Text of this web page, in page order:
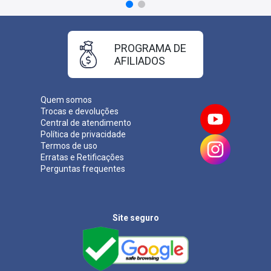
Quem somos
Trocas e devoluções
Central de atendimento
Política de privacidade
Termos de uso
Erratas e Retificações
Perguntas frequentes
PROGRAMA DE
AFILIADOS
Site seguro